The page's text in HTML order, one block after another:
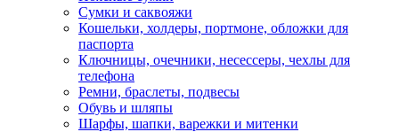
Сумки и саквояжи
Кошельки, холдеры, портмоне, обложки для
паспорта
Ключницы, очечники, несессеры, чехлы для
телефона
Ремни, браслеты, подвесы
Обувь и шляпы
Шарфы, шапки, варежки и митенки